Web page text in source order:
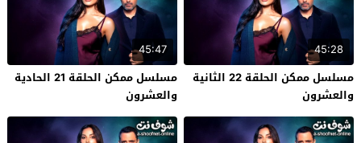
45:28
مسلسل ممكن الحلقة 22 الثانية
والعشرون
45:47
مسلسل ممكن الحلقة 21 الحادية
والعشرون